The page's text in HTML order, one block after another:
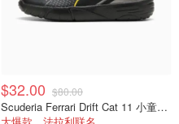
$32.00 $80.00
Scuderia Ferrari Drift Cat 11 小童休闲运动鞋